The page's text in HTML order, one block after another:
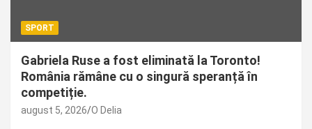
SPORT
Gabriela Ruse a fost eliminată la Toronto!
România rămâne cu o singură speranță în
competiție.
august 5, 2026 O Delia